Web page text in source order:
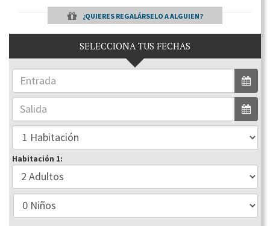
¿QUIERES REGALÁRSELO A ALGUIEN?
SELECCIONA TUS FECHAS
Habitación 1: